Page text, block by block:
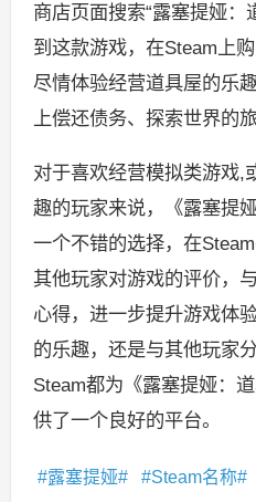
商店页面搜索“露塞提娅：
到这款游戏，在Steam上
尽情体验经营道具屋的乐
上偿还债务、探索世界的旅
对于喜欢经营模拟类游戏,
趣的玩家来说，《露塞提
一个不错的选择，在
其他玩家对游戏的评价，
心得，进一步提升游戏体
的乐趣，还是与其他玩家
Steam都为《露塞提娅：
供了一个良好的平台。
露塞提娅 Steam名称